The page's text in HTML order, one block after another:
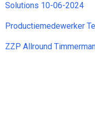
Solutions 10-06-2024
Productiemedewerker
ZZP Allround